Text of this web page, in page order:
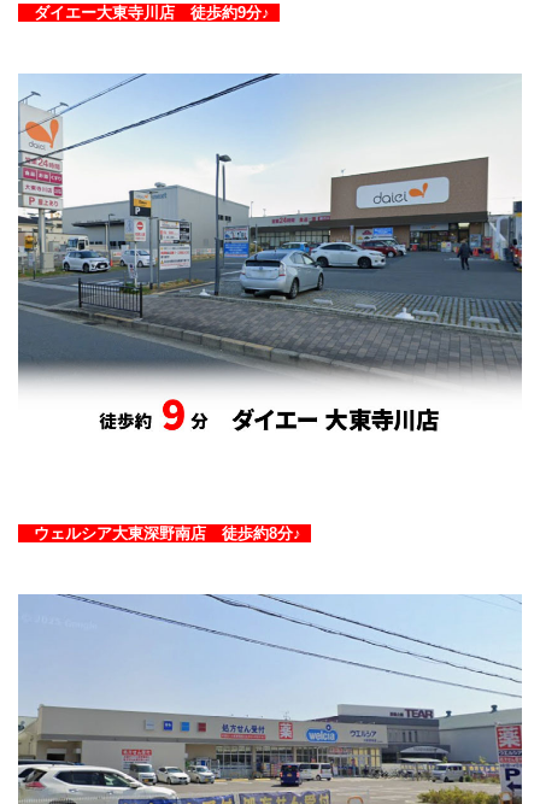
ダイエー大東寺川店 徒歩約9分♪
ウェルシア大東深野南店 徒歩約8分♪